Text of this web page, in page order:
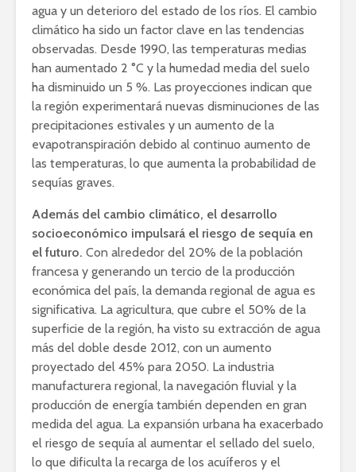
agua y un deterioro del estado de los ríos. El cambio
climático ha sido un factor clave en las tendencias
observadas. Desde 1990, las temperaturas medias
han aumentado 2 °C y la humedad media del suelo
ha disminuido un 5 %. Las proyecciones indican que
la región experimentará nuevas disminuciones de las
precipitaciones estivales y un aumento de la
evapotranspiración debido al continuo aumento de
las temperaturas, lo que aumenta la probabilidad de
sequías graves.
Además del cambio climático, el desarrollo
socioeconómico impulsará el riesgo de sequía en
el futuro. Con alrededor del 20% de la población
francesa y generando un tercio de la producción
económica del país, la demanda regional de agua es
significativa. La agricultura, que cubre el 50% de la
superficie de la región, ha visto su extracción de agua
más del doble desde 2012, con un aumento
proyectado del 45% para 2050. La industria
manufacturera regional, la navegación fluvial y la
producción de energía también dependen en gran
medida del agua. La expansión urbana ha exacerbado
el riesgo de sequía al aumentar el sellado del suelo,
lo que dificulta la recarga de los acuíferos y el